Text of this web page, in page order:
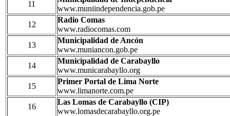
11
www.muniindependencia.gob.pe
12
Radio Comas
www.radiocomas.com
13
Municipalidad de Ancón
www.muniancon.gob.pe
14
Municipalidad de Carabayllo
www.municarabayllo.org
15
Primer Portal de Lima Norte
www.limanorte.com.pe
16
Las Lomas de Carabayllo (CIP)
www.lomasdecarabayllo.org.pe